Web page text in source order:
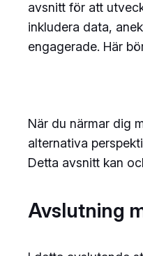
avsnitt för att
inkludera data,
engagerade. Här
När du närmar dig
alternativa
Detta avsnitt kan
Avslutning